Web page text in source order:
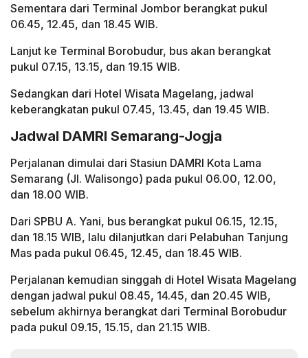
Sementara dari Terminal Jombor berangkat pukul
06.45, 12.45, dan 18.45 WIB.
Lanjut ke Terminal Borobudur, bus akan berangkat
pukul 07.15, 13.15, dan 19.15 WIB.
Sedangkan dari Hotel Wisata Magelang, jadwal
keberangkatan pukul 07.45, 13.45, dan 19.45 WIB.
Jadwal DAMRI Semarang-Jogja
Perjalanan dimulai dari Stasiun DAMRI Kota Lama
Semarang (Jl. Walisongo) pada pukul 06.00, 12.00,
dan 18.00 WIB.
Dari SPBU A. Yani, bus berangkat pukul 06.15, 12.15,
dan 18.15 WIB, lalu dilanjutkan dari Pelabuhan Tanjung
Mas pada pukul 06.45, 12.45, dan 18.45 WIB.
Perjalanan kemudian singgah di Hotel Wisata Magelang
dengan jadwal pukul 08.45, 14.45, dan 20.45 WIB,
sebelum akhirnya berangkat dari Terminal Borobudur
pada pukul 09.15, 15.15, dan 21.15 WIB.